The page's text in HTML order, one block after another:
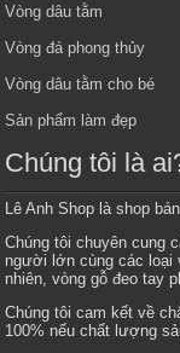
Vòng dâu tằm
Vòng đá phong thủy
Vòng dâu tằm cho bé
Sản phẩm làm đẹp
Chúng tôi là
Lê Anh Shop là shop
Chúng tôi chuyên cung
người lớn cùng các loại
nhiên, vòng gỗ đeo tay
Chúng tôi cam kết về
100% nếu chất lượng